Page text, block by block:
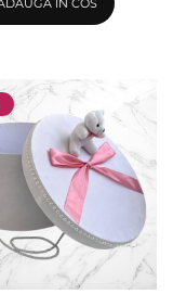
IN COS